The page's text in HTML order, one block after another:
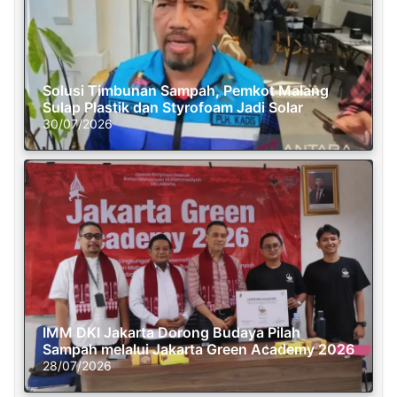
Solusi Timbunan Sampah, Pemkot Malang
Sulap Plastik dan Styrofoam Jadi Solar
30/07/2026
IMM DKI Jakarta Dorong Budaya Pilah
Sampah melalui Jakarta Green Academy 2026
28/07/2026